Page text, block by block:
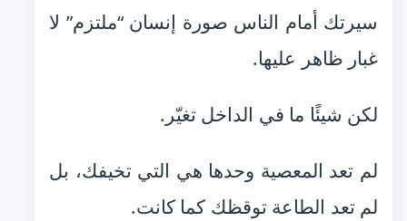
سيرتك أمام الناس صورة إنسان “ملتزم” لا
غبار ظاهر عليها.
لكن شيئًا ما في الداخل تغيّر.
لم تعد المعصية وحدها هي التي تخيفك، بل
لم تعد الطاعة توقظك كما كانت.